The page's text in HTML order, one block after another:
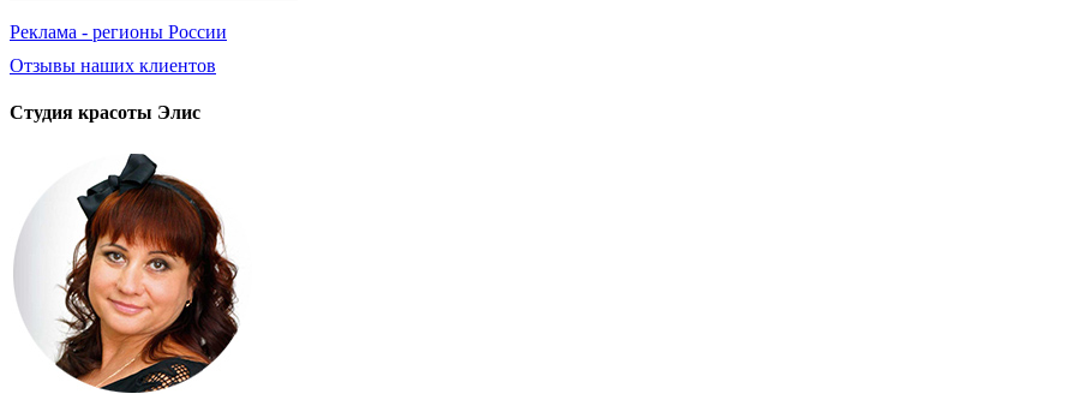
Реклама - регионы России
Отзывы наших клиентов
Студия красоты Элис